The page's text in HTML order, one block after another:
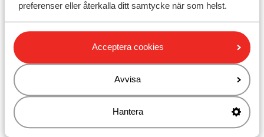
preferenser eller återkalla ditt samtycke när som helst.
Acceptera cookies
Avvisa
Hantera
Frågor kring samma ämne
i Sunweb appen?
Kan jag ändra titel?
Kan jag ändra ett födelsedatum?
Relaterade frågor
Hur får jag mitt liftkort?